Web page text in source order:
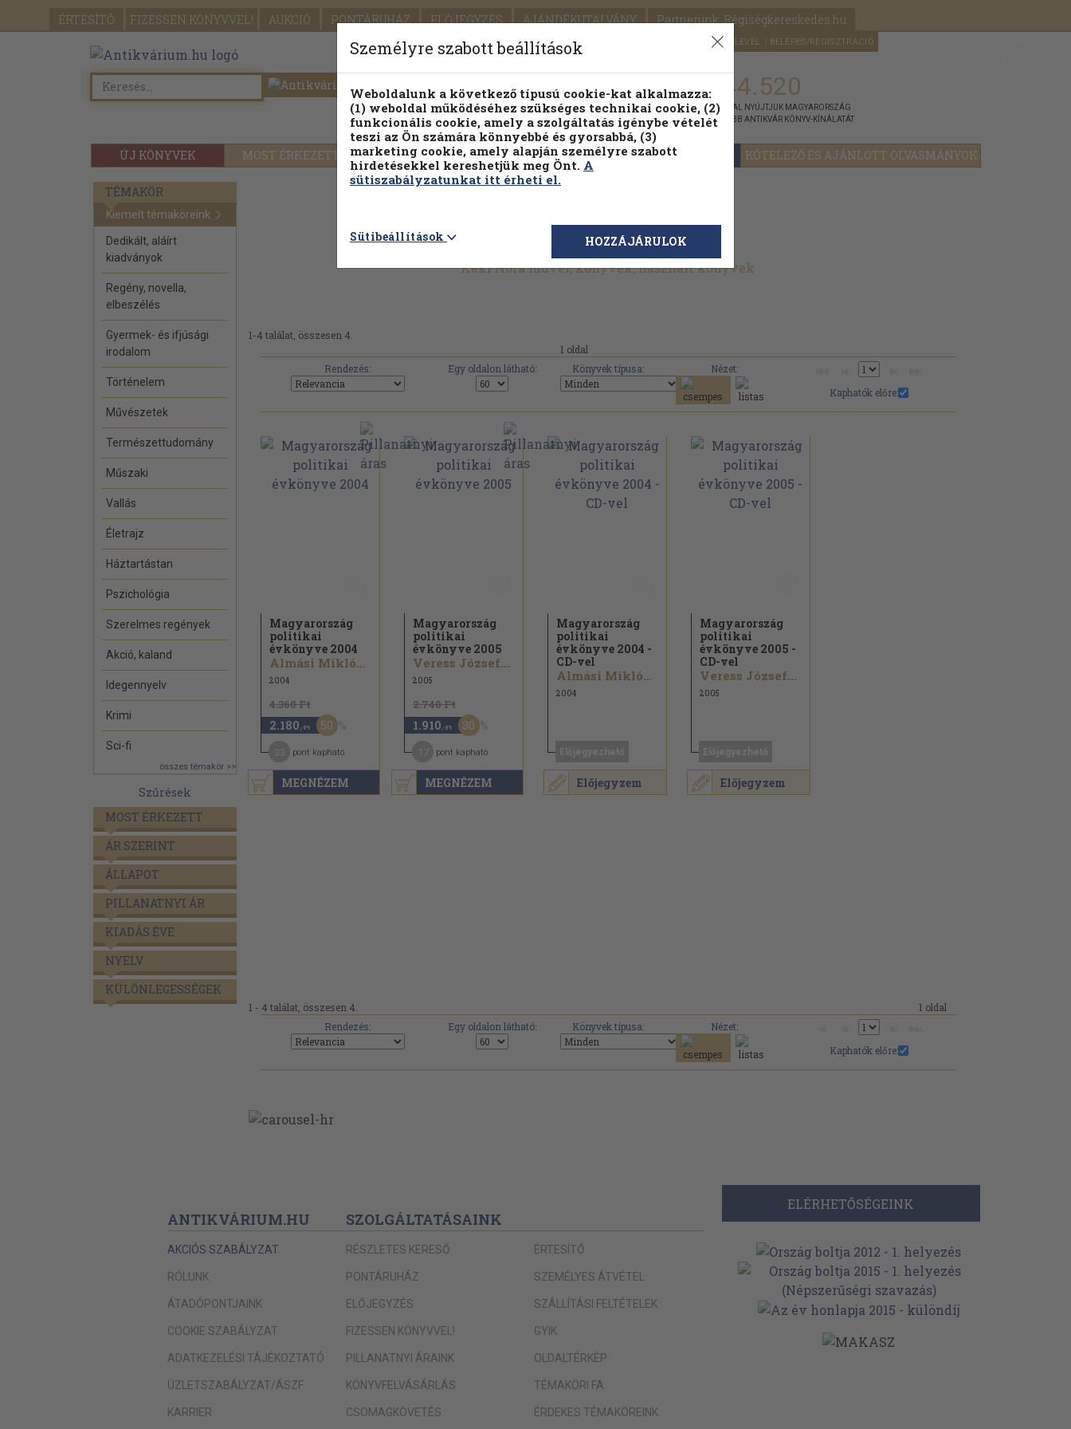
ÉRTESÍTŐ FIZESSEN KÖNYVVEL! AUKCIÓ PONTÁRUHÁZ ELŐJEGYZÉS AJÁNDÉKUTALVÁNY Partnerünk: Régiségkereskedés.hu
SEGÍTSÉG HÍRLEVÉL BELÉPÉS/REGISZTRÁCIÓ
ÚJ KÖNYVEK MOST ÉRKEZETT PILLANATNYI ÁRAINK FENNTARTHATÓ OLVASMÁNYOK KÖTELEZŐ ÉS AJÁNLOTT OLVASMÁNYOK
Részletes kereső Témaköri fa 1.144.520
KIADVÁNNYAL NYÚJTJUK MAGYARORSZÁG
LEGNAGYOBB ANTIKVÁR KÖNYV-KÍNÁLATÁT
TÉMAKÖR
Kiemelt témaköreink
Dedikált, aláírt
kiadványok
Regény, novella,
elbeszélés
Gyermek- és ifjúsági
irodalom
Történelem
Művészetek
Természettudomány
Műszaki
Vallás
Életrajz
Háztartástan
Pszichológia
Szerelmes regények
Akció, kaland
Idegennyelv
Krimi
Sci-fi
összes témakör >>
Szűrések
MOST ÉRKEZETT
ÁR SZERINT
ÁLLAPOT
PILLANATNYI ÁR
KIADÁS ÉVE
NYELV
KÜLÖNLEGESSÉGEK
Kéki Nóra művei, könyvek, használt könyvek
1-4 találat, összesen 4.
1 oldal
Rendezés:
Egy oldalon látható: Könyvek típusa:
Nézet:
Kaphatók előre:
MEGNÉZEM
Magyarország
politikai
évkönyve 2004
Almási Miklós...
2004
4.360 Ft
2.180 ,-Ft 50
pont kapható
MEGNÉZEM
Magyarország
politikai
évkönyve 2005
Veress József...
2005
2.740 Ft
1.910 ,-Ft 30
pont kapható
Előjegyzem
Magyarország
politikai
évkönyve 2004 -
CD-vel
Almási Miklós...
2004
Előjegyzem
Magyarország
politikai
évkönyve 2005 -
CD-vel
Veress József...
2005
1 - 4 találat, összesen 4.
1 oldal
Rendezés:
Egy oldalon látható: Könyvek típusa:
Nézet:
Kaphatók előre:
ANTIKVÁRIUM.HU
AKCIÓS SZABÁLYZAT
RÓLUNK
ÁTADÓPONTJAINK
COOKIE SZABÁLYZAT
ADATKEZELÉSI TÁJÉKOZTATÓ
ÜZLETSZABÁLYZAT/ÁSZF
KARRIER
SZOLGÁLTATÁSAINK
RÉSZLETES KERESŐ
PONTÁRUHÁZ
ELŐJEGYZÉS
FIZESSEN KÖNYVVEL!
PILLANATNYI ÁRAINK
KÖNYVFELVÁSÁRLÁS
CSOMAGKÖVETÉS
ÉRTESÍTŐ
SZEMÉLYES ÁTVÉTEL
SZÁLLÍTÁSI FELTÉTELEK
GYIK
OLDALTÉRKÉP
TÉMAKÖRI FA
ÉRDEKES TÉMAKÖREINK
ELÉRHETŐSÉGEINK
Személyre szabott beállítások
Weboldalunk a következő típusú cookie-kat alkalmazza:
(1) weboldal működéséhez szükséges technikai cookie, (2)
funkcionális cookie, amely a szolgáltatás igénybe vételét
teszi az Ön számára könnyebbé és gyorsabbá, (3)
marketing cookie, amely alapján személyre szabott
hirdetésekkel kereshetjük meg Önt. A
sütiszabályzatunkat itt érheti el.
Sütibeállítások HOZZÁJÁRULOK